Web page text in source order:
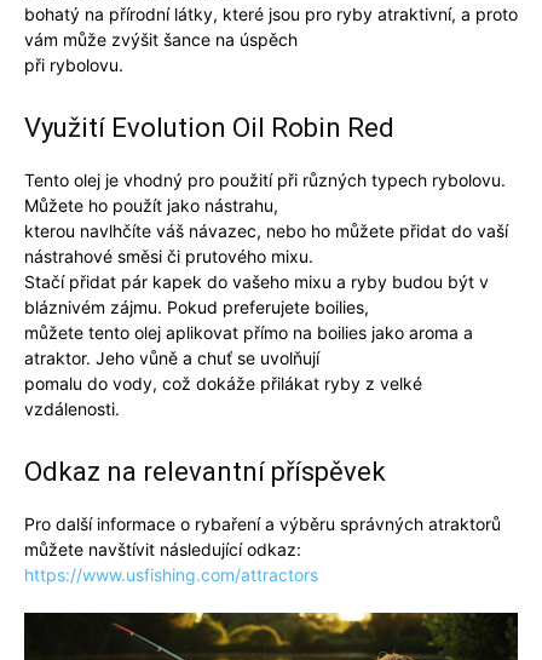
bohatý na přírodní látky, které jsou pro ryby atraktivní, a proto
vám může zvýšit šance na úspěch
při rybolovu.
Využití Evolution Oil Robin Red
Tento olej je vhodný pro použití při různých typech rybolovu.
Můžete ho použít jako nástrahu,
kterou navlhčíte váš návazec, nebo ho můžete přidat do vaší
nástrahové směsi či prutového mixu.
Stačí přidat pár kapek do vašeho mixu a ryby budou být v
bláznivém zájmu. Pokud preferujete boilies,
můžete tento olej aplikovat přímo na boilies jako aroma a
atraktor. Jeho vůně a chuť se uvolňují
pomalu do vody, což dokáže přilákat ryby z velké
vzdálenosti.
Odkaz na relevantní příspěvek
Pro další informace o rybaření a výběru správných atraktorů
můžete navštívit následující odkaz:
https://www.usfishing.com/attractors